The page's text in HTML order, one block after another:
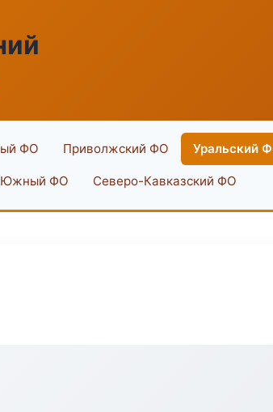
ФО Приволжский ФО Уральский
Южный ФО Северо-Кавказский ФО